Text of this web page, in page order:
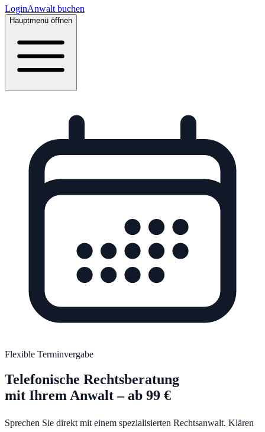
LoginAnwalt buchen
Hauptmenü öffnen
Flexible Terminvergabe
Telefonische Rechtsberatung
mit Ihrem Anwalt – ab 99 €
Sprechen Sie direkt mit einem spezialisierten Rechtsanwalt. Klären